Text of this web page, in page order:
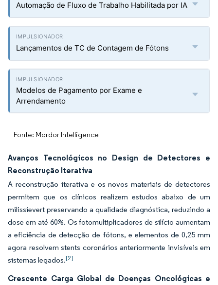
Automação de Fluxo de Trabalho Habilitada por IA
Lançamentos de TC de Contagem de Fótons
Modelos de Pagamento por Exame e
Arrendamento
Fonte: Mordor Intelligence
Avanços Tecnológicos no Design de Detectores e
Reconstrução Iterativa
A reconstrução iterativa e os novos materiais de detectores
permitem que os clínicos realizem estudos abaixo de um
milissievert preservando a qualidade diagnóstica, reduzindo a
dose em até 60%. Os fotomultiplicadores de silício aumentam
a eficiência de detecção de fótons, e elementos de 0,25 mm
agora resolvem stents coronários anteriormente invisíveis em
sistemas legados.[2]
Crescente Carga Global de Doenças Oncológicas e